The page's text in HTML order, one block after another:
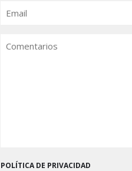
Email
Comentarios
POLÍTICA DE PRIVACIDAD